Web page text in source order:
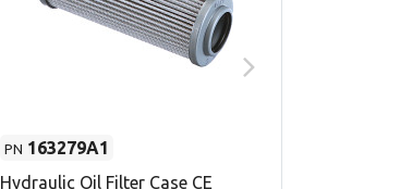
PN 163279A1
Hydraulic Oil Filter Case CE